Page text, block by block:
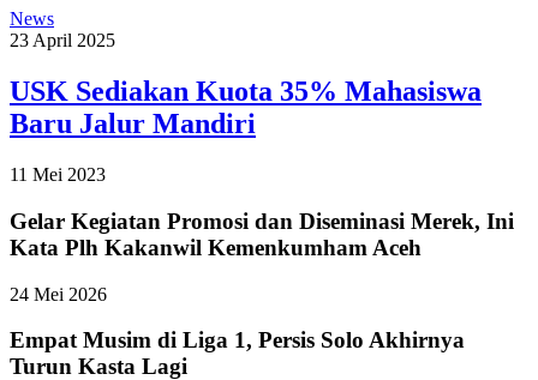
News
23 April 2025
USK Sediakan Kuota 35% Mahasiswa
Baru Jalur Mandiri
11 Mei 2023
Gelar Kegiatan Promosi dan Diseminasi Merek, Ini
Kata Plh Kakanwil Kemenkumham Aceh
24 Mei 2026
Empat Musim di Liga 1, Persis Solo Akhirnya
Turun Kasta Lagi